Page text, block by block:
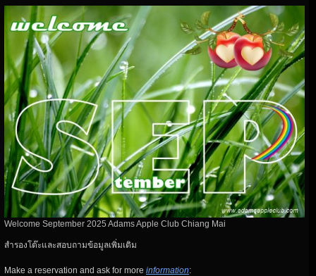
Welcome September 2025 Adams Apple Club Chiang Mai
สำรองโต๊ะและสอบถามข้อมูลเพิ่มเติม
Make a reservation and ask for more information: